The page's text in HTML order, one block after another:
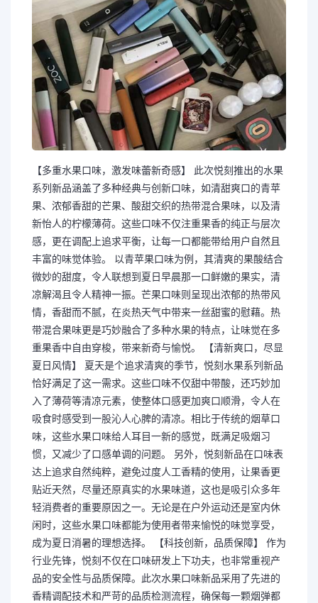
【多重水果口味，激发味蕾新奇感】 此次悦刻推出的水果
系列新品涵盖了多种经典与创新口味，如清甜爽口的青苹
果、浓郁香甜的芒果、酸甜交织的热带混合果味，以及清
新怡人的柠檬薄荷。这些口味不仅注重果香的纯正与层次
感，更在调配上追求平衡，让每一口都能带给用户自然且
丰富的味觉体验。 以青苹果口味为例，其清爽的果酸结合
微妙的甜度，令人联想到夏日早晨那一口鲜嫩的果实，清
凉解渴且令人精神一振。芒果口味则呈现出浓郁的热带风
情，香甜而不腻，在炎热天气中带来一丝甜蜜的慰藉。热
带混合果味更是巧妙融合了多种水果的特点，让味觉在多
重果香中自由穿梭，带来新奇与愉悦。 【清新爽口，尽显
夏日风情】 夏天是个追求清爽的季节，悦刻水果系列新品
恰好满足了这一需求。这些口味不仅甜中带酸，还巧妙加
入了薄荷等清凉元素，使整体口感更加爽口顺滑，令人在
吸食时感受到一股沁人心脾的清凉。相比于传统的烟草口
味，这些水果口味给人耳目一新的感觉，既满足吸烟习
惯，又减少了口感单调的问题。 另外，悦刻新品在口味表
达上追求自然纯粹，避免过度人工香精的使用，让果香更
贴近天然，尽量还原真实的水果味道，这也是吸引众多年
轻消费者的重要原因之一。无论是在户外运动还是室内休
闲时，这些水果口味都能为使用者带来愉悦的味觉享受，
成为夏日消暑的理想选择。 【科技创新，品质保障】 作为
行业先锋，悦刻不仅在口味研发上下功夫，也非常重视产
品的安全性与品质保障。此次水果口味新品采用了先进的
香精调配技术和严苛的品质检测流程，确保每一颗烟弹都